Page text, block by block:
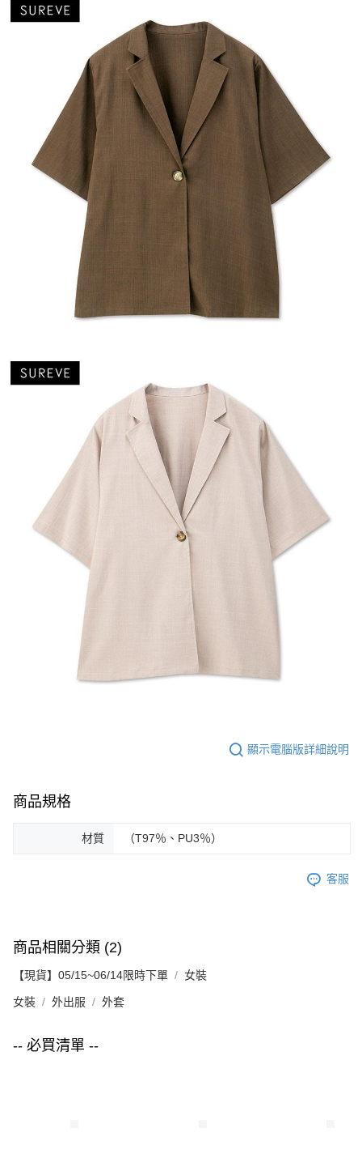
顯示電腦版詳細說明
商品規格
材質 （T97％、PU3％）
客服
商品相關分類 (2)
【現貨】05/15~06/14限時下單 女裝
女裝 外出服 外套
-- 必買清單 --